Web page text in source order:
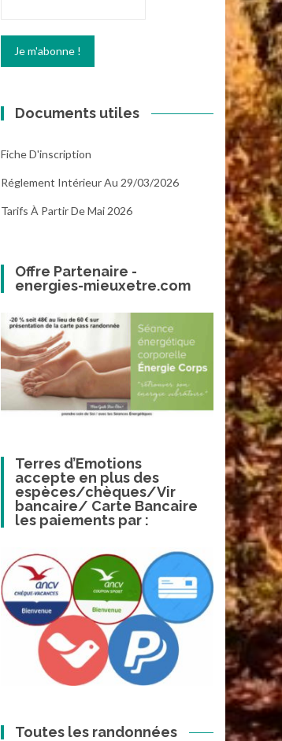
Documents utiles
Fiche D'inscription
Réglement Intérieur Au 29/03/2026
Tarifs À Partir De Mai 2026
Offre Partenaire -
energies-mieuxetre.com
Terres d’Emotions
accepte en plus des
espèces/chèques/Vir
bancaire/ Carte Bancaire
les paiements par :
Toutes les randonnées